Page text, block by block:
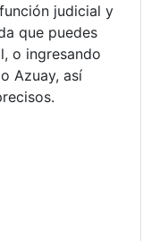
judicial y
que puedes
o ingresando
Azuay, así